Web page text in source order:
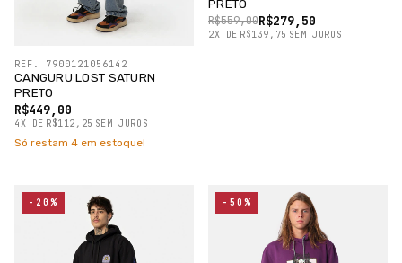
CANGURU LOST SATURN
PRETO
R$449,00
4X DE R$112,25 SEM JUROS
REF. 7900121056142
Só restam 4 em estoque!
PRETO
R$279,50
R$559,00
2X DE R$139,75 SEM JUROS
-20% -50%